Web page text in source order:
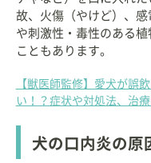
故、火傷（やけど）、感
や刺激性・毒性のある
こともあります。
【獣医師監修】愛犬が誤
い！？症状や対処法、治
犬の口内炎の原